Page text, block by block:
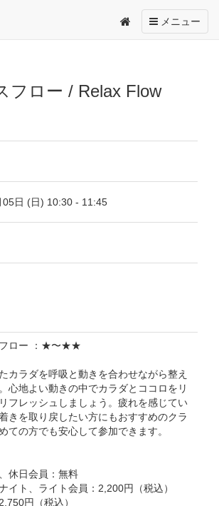
Toggle
navigation
メニュー
フロー / Relax Flow
05日 (日) 10:30 - 11:45
フロー ：★〜★★
カラダを呼吸と動きを合わせながら整え
心地よい動きの中でカラダとココロをリ
フレッシュしましょう。疲れを感じてい
きを取り戻したい方にもおすすめのクラ
ての方でも安心して参加できます。
休日会員：無料
イト、ライト会員：2,200円（税込）
円（税込）